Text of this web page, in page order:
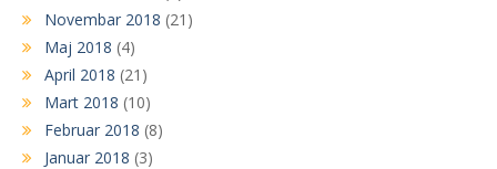
Novembar 2018 (21)
Maj 2018 (4)
April 2018 (21)
Mart 2018 (10)
Februar 2018 (8)
Januar 2018 (3)